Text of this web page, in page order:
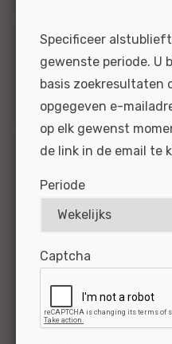
Dienstverband
Vast
Heel Nederland
Zuid-Holland
Utrecht
Overijssel
Noord-Holland
Specificeer
gewenste periode. U
basis zoekresultaten
opgegeven e-
op elk gewenst
de link in de email te
Periode
Captcha